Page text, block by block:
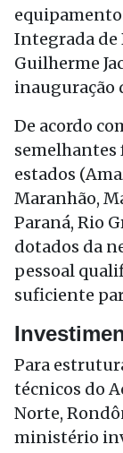
Integrada de
Guilherme
inauguração
De acordo
semelhantes
estados
Maranhão,
Paraná, Rio
dotados da
pessoal
suficiente
Para
técnicos do
Norte,
ministério